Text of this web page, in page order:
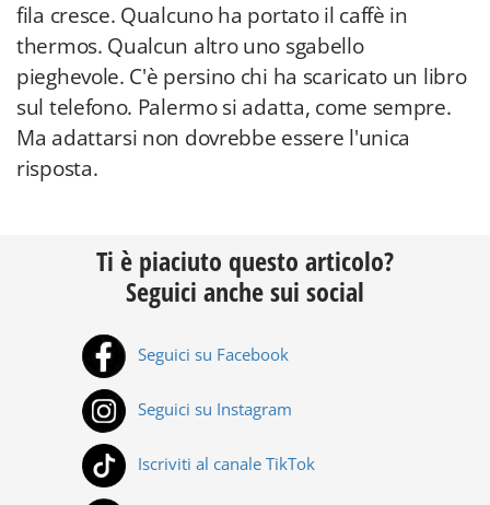
fila cresce. Qualcuno ha portato il caffè in
thermos. Qualcun altro uno sgabello
pieghevole. C'è persino chi ha scaricato un libro
sul telefono. Palermo si adatta, come sempre.
Ma adattarsi non dovrebbe essere l'unica
risposta.
Ti è piaciuto questo articolo?
Seguici anche sui social
Seguici su Facebook
Seguici su Instagram
Iscriviti al canale TikTok